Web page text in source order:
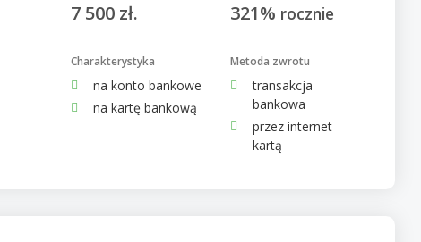
7 500 zł. 321% rocznie
Charakterystyka
na konto bankowe
na kartę bankową
Metoda zwrotu
transakcja
bankowa
przez internet
kartą